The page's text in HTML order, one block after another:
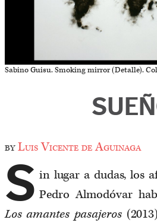
Sabino Guisu. Smoking mirror (Detalle).
byLuis Vicente de Aguinaga
S in lugar a dudas, los
Pedro Almodóvar
Los amantes pasajeros